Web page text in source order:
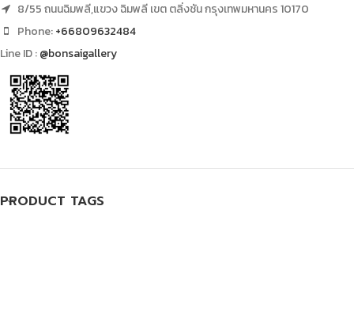
8/55 ถนนฉิมพลี,แขวง ฉิมพลี เขต ตลิ่งชัน กรุงเทพมหานคร 10170
Phone:+66809632484
Line ID :@bonsaigallery
PRODUCT TAGS